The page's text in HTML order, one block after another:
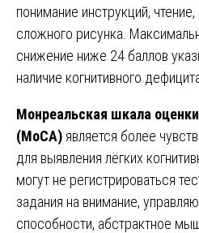
понимание инструкций,
сложного рисунка.
снижение ниже 24 баллов
наличие когнитивного
Монреальская шкала
(MoCA) является более
для выявления лёгких
могут не регистрироваться
задания на внимание,
способности, абстрактное